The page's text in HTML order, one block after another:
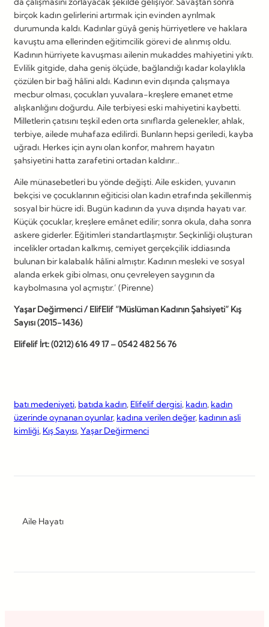
birçok kadın gelirlerini artırmak için evinden ayrılmak
durumunda kaldı. Kadınlar güyâ geniş hürriyetlere ve haklara
kavuştu ama ellerinden eğitimcilik görevi de alınmış oldu.
Kadının hürriyete kavuşması ailenin mukaddes mahiyetini yıktı.
Evlilik gitgide, daha geniş ölçüde, bağlandığı kadar kolaylıkla
çözülen bir bağ hâlini aldı. Kadının evin dışında çalışmaya
mecbur olması, çocukları yuvalara-kreşlere emanet etme
alışkanlığını doğurdu. Aile terbiyesi eski mahiyetini kaybetti.
Milletlerin çatısını teşkil eden orta sınıflarda gelenekler, ahlak,
terbiye, ailede muhafaza edilirdi. Bunların hepsi geriledi, kayba
uğradı. Herkes için aynı olan konfor, mahrem hayatın
şahsiyetini hatta zarafetini ortadan kaldırır…
Aile münasebetleri bu yönde değişti. Aile eskiden, yuvanın
bekçisi ve çocuklarının eğiticisi olan kadın etrafında şekillenmiş
sosyal bir hücre idi. Bugün kadının da yuva dışında hayatı var.
Küçük çocuklar, kreşlere emânet edilir; sonra okula, daha sonra
askere giderler. Eğitimleri standartlaşmıştır. Seçkinliği oluşturan
incelikler ortadan kalkmış, cemiyet gerçekçilik iddiasında
bulunan bir kalabalık hâlini almıştır. Kadının mesleki ve sosyal
alanda erkek gibi olması, onu çevreleyen saygının da
kaybolmasına yol açmıştır.’ (Pirenne)
Yaşar Değirmenci / ElifElif “Müslüman Kadının Şahsiyeti” Kış
Sayısı (2015-1436)
Elifelif İrt: (0212) 616 49 17 – 0542 482 56 76
batı medeniyeti, batıda kadın, Elifelif dergisi, kadın, kadın
üzerinde oynanan oyunlar, kadına verilen değer, kadının asli
kimliği, Kış Sayısı, Yaşar Değirmenci
Aile Hayatı